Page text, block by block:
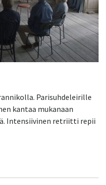
Parisuhdeleirille
kantaa mukanaan
Intensiivinen retriitti repii